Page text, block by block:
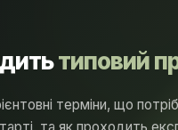
типовий
терміни, що